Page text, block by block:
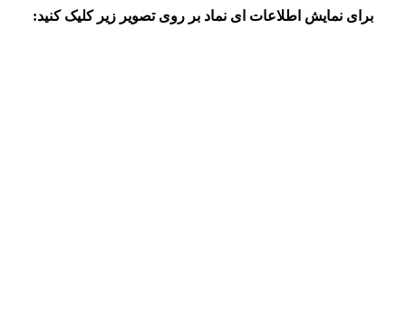
برای نمایش اطلاعات ای نماد بر روی تصویر زیر کلیک کنید: